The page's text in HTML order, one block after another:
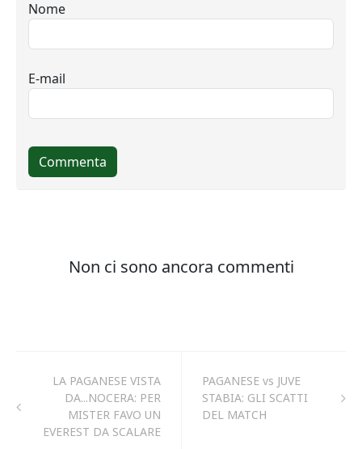
LA PAGANESE VISTA
DA...NOCERA: PER
MISTER FAVO UN
EVEREST DA SCALARE
PAGANESE vs JUVE
STABIA: GLI SCATTI
DEL MATCH